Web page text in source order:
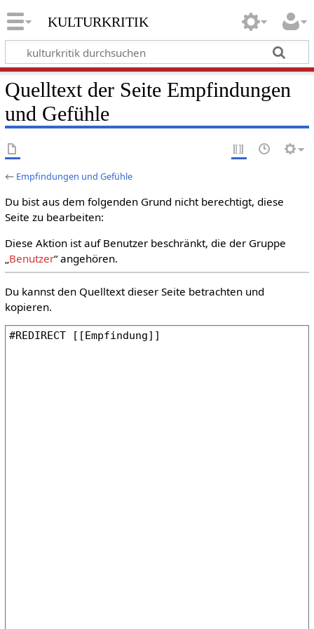
kulturkritik
Quelltext der Seite Empfindungen
und Gefühle
← Empfindungen und Gefühle
Du bist aus dem folgenden Grund nicht berechtigt, diese
Seite zu bearbeiten:
Diese Aktion ist auf Benutzer beschränkt, die der Gruppe
„Benutzer“ angehören.
Du kannst den Quelltext dieser Seite betrachten und
kopieren.